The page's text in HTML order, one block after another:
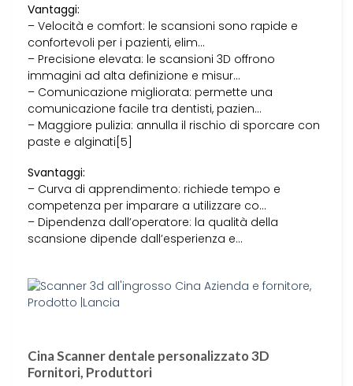
Vantaggi:
– Velocità e comfort: le scansioni sono rapide e
confortevoli per i pazienti, elim…
– Precisione elevata: le scansioni 3D offrono
immagini ad alta definizione e misur…
– Comunicazione migliorata: permette una
comunicazione facile tra dentisti, pazien…
– Maggiore pulizia: annulla il rischio di sporcare con
paste e alginati[5]
Svantaggi:
– Curva di apprendimento: richiede tempo e
competenza per imparare a utilizzare co…
– Dipendenza dall’operatore: la qualità della
scansione dipende dall’esperienza e…
Cina Scanner dentale personalizzato 3D
Fornitori, Produttori